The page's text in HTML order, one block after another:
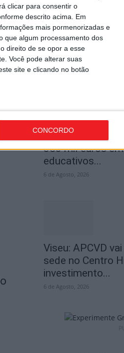
clicar para consentir o
descrito acima. Em
mais pormenorizadas e
que algum processamento dos
direito de se opor a esse
Você pode alterar suas
site e clicando no botão
CONCORDO
Viseu: Câmara
instalar 54
videovigilância
6 de Agosto, 2026
Viseu: CIM Dão
350 mil euros
educativos...
6 de Agosto, 2026
Viseu: APCVD
sede no Centro
investimento...
6 de Agosto, 2026